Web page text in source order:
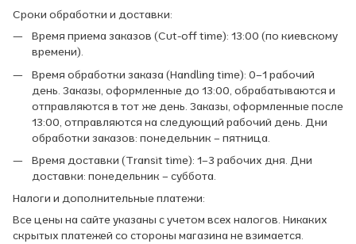
Сроки обработки и доставки:
Время приема заказов (Cut-off time): 13:00 (по киевскому
времени).
Время обработки заказа (Handling time): 0–1 рабочий
день. Заказы, оформленные до 13:00, обрабатываются и
отправляются в тот же день. Заказы, оформленные после
13:00, отправляются на следующий рабочий день. Дни
обработки заказов: понедельник – пятница.
Время доставки (Transit time): 1–3 рабочих дня. Дни
доставки: понедельник – суббота.
Налоги и дополнительные платежи:
Все цены на сайте указаны с учетом всех налогов. Никаких
скрытых платежей со стороны магазина не взимается.